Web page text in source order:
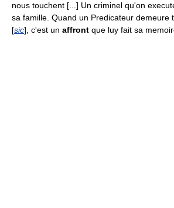
nous touchent [...] Un criminel qu'on
sa famille. Quand un Predicateur demeure
[sic], c'est un affront que luy fait sa